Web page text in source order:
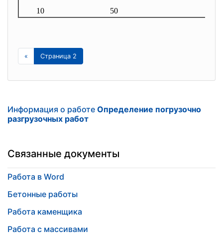
10 50
« Страница 2
Информация о работе Определение погрузочно
разгрузочных работ
Связанные документы
Работа в Word
Бетонные работы
Работа каменщика
Работа с массивами